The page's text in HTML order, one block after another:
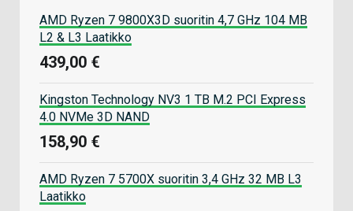
AMD Ryzen 7 9800X3D suoritin 4,7 GHz 104 MB
L2 & L3 Laatikko
439,00 €
Kingston Technology NV3 1 TB M.2 PCI Express
4.0 NVMe 3D NAND
158,90 €
AMD Ryzen 7 5700X suoritin 3,4 GHz 32 MB L3
Laatikko